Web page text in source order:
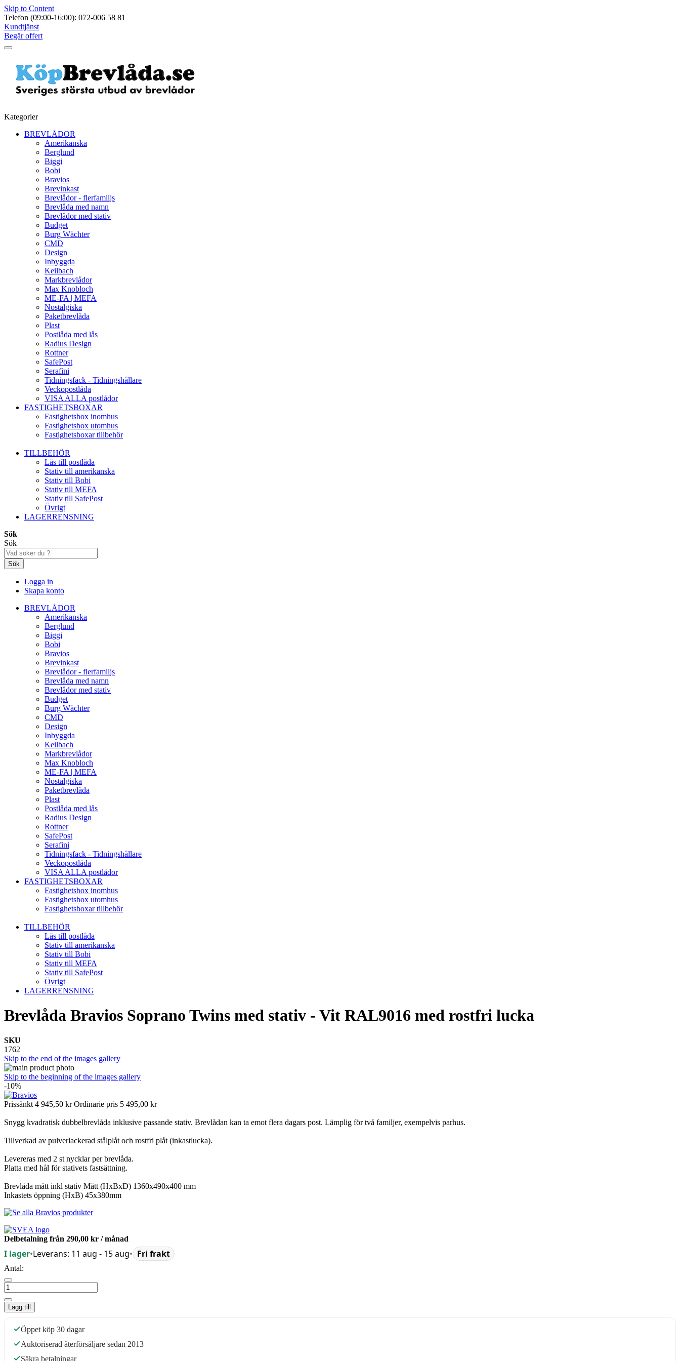
Skip to Content
Telefon (09:00-16:00): 072-006 58 81
Kundtjänst
Begär offert
Kategorier
BREVLÅDOR
Amerikanska
Berglund
Biggi
Bobi
Bravios
Brevinkast
Brevlådor - flerfamiljs
Brevlåda med namn
Brevlådor med stativ
Budget
Burg Wächter
CMD
Design
Inbyggda
Keilbach
Markbrevlådor
Max Knobloch
ME-FA | MEFA
Nostalgiska
Paketbrevlåda
Plast
Postlåda med lås
Radius Design
Rottner
SafePost
Serafini
Tidningsfack - Tidningshållare
Veckopostlåda
VISA ALLA postlådor
FASTIGHETSBOXAR
Fastighetsbox inomhus
Fastighetsbox utomhus
Fastighetsboxar tillbehör
TILLBEHÖR
Lås till postlåda
Stativ till amerikanska
Stativ till Bobi
Stativ till MEFA
Stativ till SafePost
Övrigt
LAGERRENSNING
Sök
Sök
Sök
Logga in
Skapa konto
BREVLÅDOR
Amerikanska
Berglund
Biggi
Bobi
Bravios
Brevinkast
Brevlådor - flerfamiljs
Brevlåda med namn
Brevlådor med stativ
Budget
Burg Wächter
CMD
Design
Inbyggda
Keilbach
Markbrevlådor
Max Knobloch
ME-FA | MEFA
Nostalgiska
Paketbrevlåda
Plast
Postlåda med lås
Radius Design
Rottner
SafePost
Serafini
Tidningsfack - Tidningshållare
Veckopostlåda
VISA ALLA postlådor
FASTIGHETSBOXAR
Fastighetsbox inomhus
Fastighetsbox utomhus
Fastighetsboxar tillbehör
TILLBEHÖR
Lås till postlåda
Stativ till amerikanska
Stativ till Bobi
Stativ till MEFA
Stativ till SafePost
Övrigt
LAGERRENSNING
Brevlåda Bravios Soprano Twins med stativ - Vit RAL9016 med rostfri lucka
SKU
1762
Skip to the end of the images gallery
Skip to the beginning of the images gallery
-10%
Prissänkt 4 945,50 kr Ordinarie pris 5 495,00 kr
Snygg kvadratisk dubbelbrevlåda inklusive passande stativ. Brevlådan kan ta emot flera dagars post. Lämplig för två familjer, exempelvis parhus.
Tillverkad av pulverlackerad stålplåt och rostfri plåt (inkastlucka).
Levereras med 2 st nycklar per brevlåda.
Platta med hål för stativets fastsättning.
Brevlåda mått inkl stativ Mått (HxBxD) 1360x490x400 mm
Inkastets öppning (HxB) 45x380mm
Delbetalning från 290,00 kr / månad
I lager•Leverans: 11 aug - 15 aug• Fri frakt
Antal:
Lägg till
Öppet köp 30 dagar
Auktoriserad återförsäljare sedan 2013
Säkra betalningar